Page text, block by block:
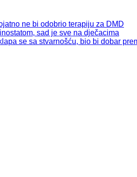
ne bi odobrio terapiju za DMD
sad je sve na dječacima
se sa stvarnošću, bio bi dobar